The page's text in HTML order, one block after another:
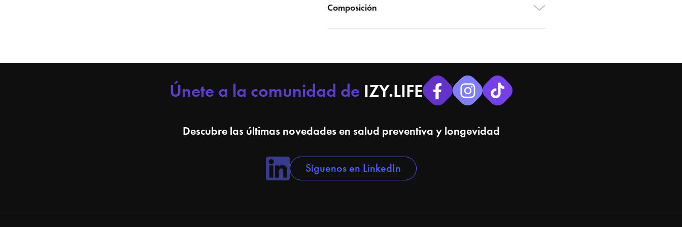
Composición
Únete a la comunidad de IZY.LIFE
Descubre las últimas novedades en salud preventiva y longevidad
Síguenos en LinkedIn